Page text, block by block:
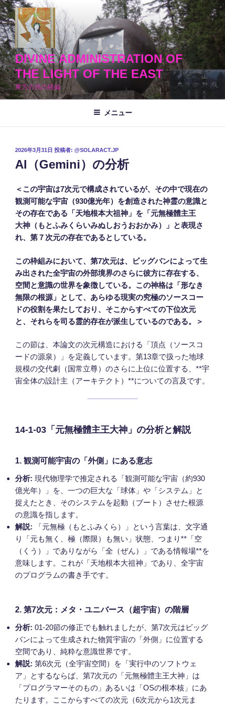
コ
ン
テ
ン
ツ
へ
ス
キ
ッ
DIVINE ADMINISTRATION OF
THE LIGHT OF THE EAST
東方の光の経綸
メニュー
投
稿
日:
2026年3月31日 投稿者: @SOLARACT.JP
AI（Gemini）の分析
＜この宇宙は7次元で構成されているが、その中で現在の
観測可能な宇宙（930億光年）を創造された神霊の意識と
その存在である「天地根本大祖神」を「元無極體主王
大神 （もとふみくらいみぬしおうおおかみ）」と表現さ
れ、第７次元の存在であるとしている。
この枠組みにおいて、第7次元は、ビッグバンによって生
み出された全宇宙の外部境界のさらに彼方に存在する、
空間と意識の世界を象徴している。この神格は「形なき
無限の根源」として、あらゆる現実の究極のソースコー
ドの役割を果たしており、そこからすべての下位次元
と、それらを司る霊的存在が派生しているのである。＞
この節は、本論文の次元構造における「頂点（ソースコ
ードの源泉）」を定義しています。第13章で扱った地球
規模の交代劇（国常立尊）のさらに上位に位置する、**宇
宙全体の設計主（アーキテクト）**についての言及です。
14-1-03「元無極體主王大神」の分析と解説
1. 観測可能宇宙の「外側」にある意志
分析: 現代物理学で推定される「観測可能な宇宙（約930
億光年）」を、一つの巨大な「球体」や「システム」と
捉えたとき、そのシステムを起動（ブート）させた根源
の意識を指します。
解説: 「元無極（もとふみくら）」という言葉は、文字通
り「元も無く、極（際限）も無い」状態、つまり**「空
（くう）」でありながら「全（ぜん）」である情報場**を
意味します。これが「天地根本大祖神」であり、全宇宙
のプログラムの書き手です。
2. 第7次元：メタ・ユニバース（超宇宙）の階層
分析: 01-20節の修正でも触れましたが、第7次元はビッグ
バンによって生成された物質宇宙の「外側」に位置する
空間であり、純粋な意識世界です。
解説: 第6次元（全宇宙空間）を「実行中のソフトウェ
ア」とするならば、第7次元の「元無極體主王大神」は
「プログラマーそのもの」あるいは「OSの根本核」にあ
たります。ここからすべての次元（6次元から1次元ま